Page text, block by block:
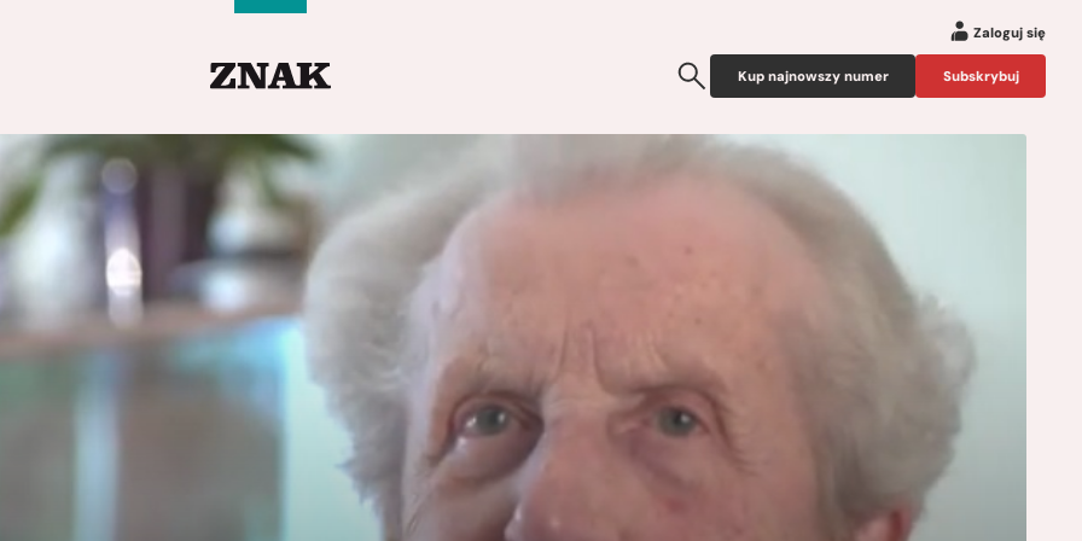
Zaloguj się
Kup najnowszy numer Subskrybuj